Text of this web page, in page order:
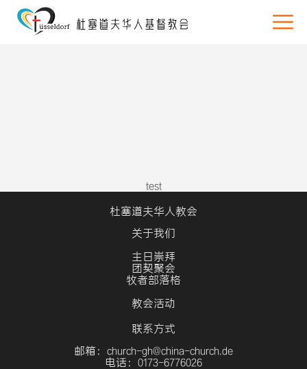
test
杜塞道夫华人教会
关于我们
主日崇拜
团契聚会
牧者部落格
教会活动
联系方式
邮箱：church-gh@china-church.de
电话：0173-6776026